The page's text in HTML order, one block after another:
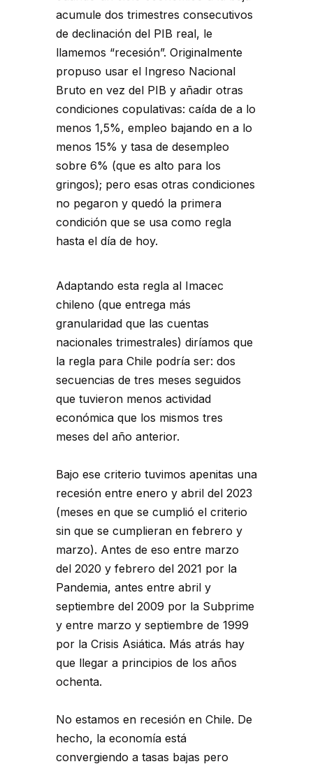
acumule dos trimestres consecutivos
de declinación del PIB real, le
llamemos “recesión”. Originalmente
propuso usar el Ingreso Nacional
Bruto en vez del PIB y añadir otras
condiciones copulativas: caída de a lo
menos 1,5%, empleo bajando en a lo
menos 15% y tasa de desempleo
sobre 6% (que es alto para los
gringos); pero esas otras condiciones
no pegaron y quedó la primera
condición que se usa como regla
hasta el día de hoy.
Adaptando esta regla al Imacec
chileno (que entrega más
granularidad que las cuentas
nacionales trimestrales) diríamos que
la regla para Chile podría ser: dos
secuencias de tres meses seguidos
que tuvieron menos actividad
económica que los mismos tres
meses del año anterior.
Bajo ese criterio tuvimos apenitas una
recesión entre enero y abril del 2023
(meses en que se cumplió el criterio
sin que se cumplieran en febrero y
marzo). Antes de eso entre marzo
del 2020 y febrero del 2021 por la
Pandemia, antes entre abril y
septiembre del 2009 por la Subprime
y entre marzo y septiembre de 1999
por la Crisis Asiática. Más atrás hay
que llegar a principios de los años
ochenta.
No estamos en recesión en Chile. De
hecho, la economía está
convergiendo a tasas bajas pero